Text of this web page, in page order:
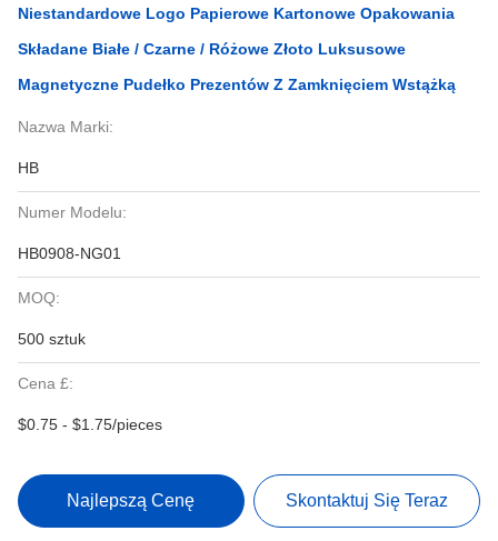
Niestandardowe Logo Papierowe Kartonowe Opakowania
Składane Białe / Czarne / Różowe Złoto Luksusowe
Magnetyczne Pudełko Prezentów Z Zamknięciem Wstążką
Nazwa Marki:
HB
Numer Modelu:
HB0908-NG01
MOQ:
500 sztuk
Cena £:
$0.75 - $1.75/pieces
Najlepszą Cenę Skontaktuj Się Teraz